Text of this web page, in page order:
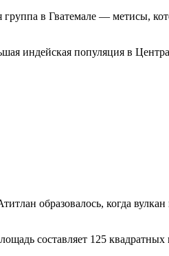
в Гватемале — метисы,
индейская популяция в
образовалось, когда вулкан
составляет 125